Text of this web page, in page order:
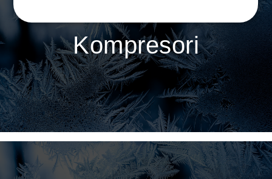
Kompresori